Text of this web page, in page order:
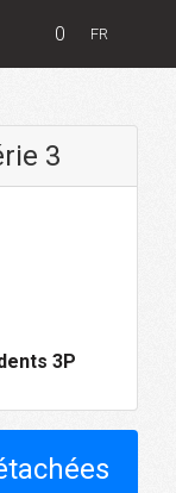
0 FR
3
3P